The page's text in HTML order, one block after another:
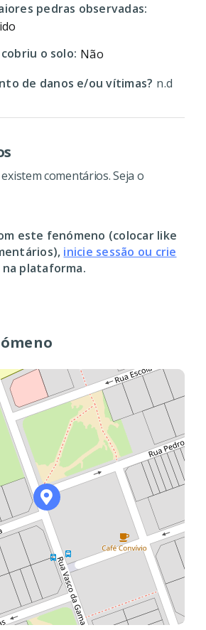
pedras observadas:
o solo: Não
de danos e/ou vítimas? n.d
comentários. Seja o
este fenómeno (colocar like
inicie sessão ou crie
na plataforma.